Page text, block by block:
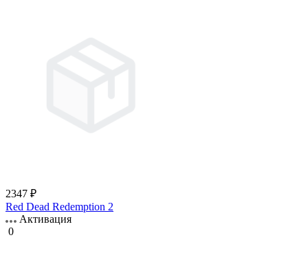
2347 ₽
Red Dead Redemption 2
Активация
0